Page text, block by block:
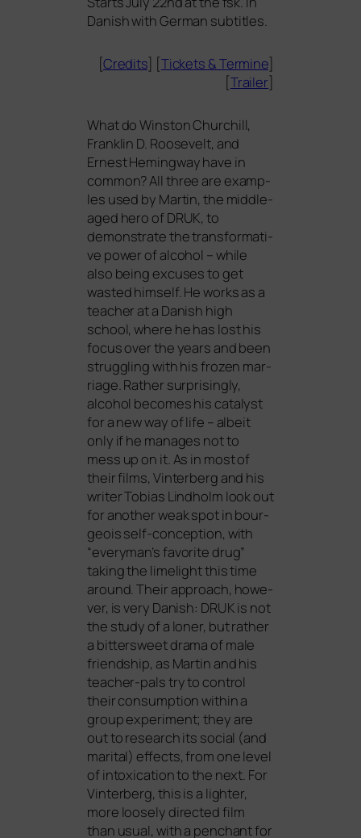
Danish with German subtitles.
[Credits] [Tickets &Termine]
[Trailer]
What do Winston Churchill,
Franklin D. Roosevelt, and
Ernest Hemingway have in
com­mon? All three are examp­
les used by Martin, the midd­le-
aged hero ofDRUK, to
demons­tra­te the trans­for­ma­ti­
ve power of alco­hol – while
also being excu­ses to get
was­ted hims­elf. He works as a
tea­cher at a Danish high
school, whe­re he has lost his
focus over the years and been
strugg­ling with his fro­zen mar­
ria­ge. Rather sur­pri­sin­gly,
alco­hol beco­mes his cata­lyst
for a new way of life – albeit
only if he mana­ges not to
mess up on it. As in most of
their films, Vinterberg and his
wri­ter Tobias Lindholm look out
for ano­ther weak spot in bour­
geois self-con­cep­ti­on, with
“everyman’s favo­ri­te drug”
taking the lime­light this time
around. Their approach, howe­
ver, is very Danish: DRUKis not
the stu­dy of a loner, but rather
a bit­ters­weet dra­ma of male
fri­end­ship, as Martin and his
tea­cher-pals try to con­trol
their con­sump­ti­on within a
group expe­ri­ment; they are
out to rese­arch its social (and
marital) effects, from one level
of into­xi­ca­ti­on to the next. For
Vinterberg, this is a ligh­ter,
more loo­se­ly direc­ted film
than usu­al, with a pen­chant for